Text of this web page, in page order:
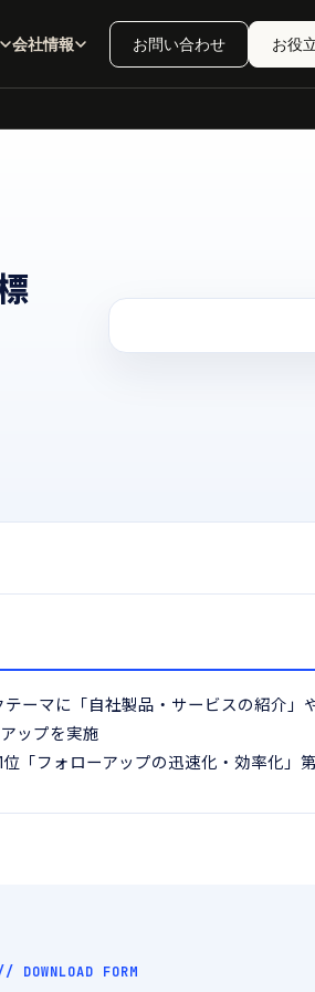
会社情報 お問い合わせ お役
ーマに「自社製品・サービスの紹介」
ップを実施
「フォローアップの迅速化・効率化」
DOWNLOAD FORM